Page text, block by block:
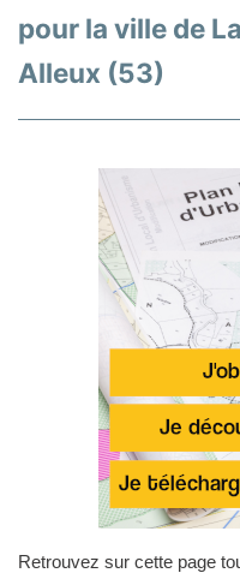
pour la ville de
Alleux (53)
Retrouvez sur cette page